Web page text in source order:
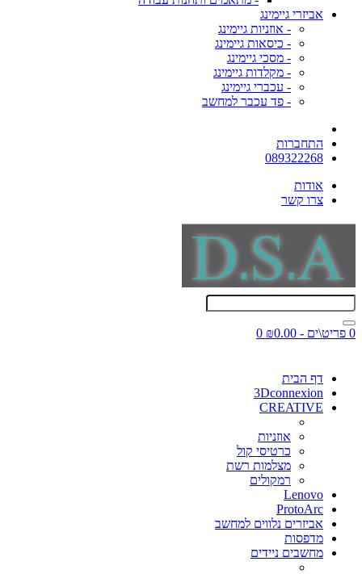
אביזרי גיימינג
- אוזניות גיימינג
- כיסאות גיימינג
- מסכי גיימינג
- מקלדות גיימינג
- עכברי גיימינג
- פד עכבר למחשב
התחברות
089322268
אודות
צרו קשר
0 פריט\ים - ₪0.00 0
דף הבית
3Dconnexion
CREATIVE
אוזניות
כרטיסי קול
מצלמות רשת
רמקולים
Lenovo
ProtoArc
אביזרים נלווים למחשב
מדפסות
מחשבים ניידים